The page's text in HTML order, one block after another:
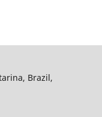
Brazil,